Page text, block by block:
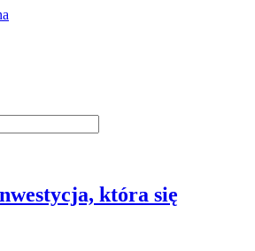
która się